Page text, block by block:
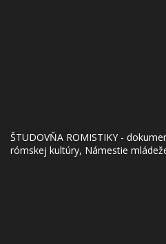
ŠTUDOVŇA ROMISTIKY -
rómskej kultúry, Námestie